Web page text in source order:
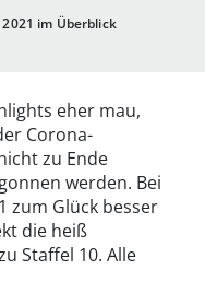
im Überblick
eher mau,
Corona-
zu Ende
werden. Bei
zum Glück besser
die heiß
Staffel 10. Alle